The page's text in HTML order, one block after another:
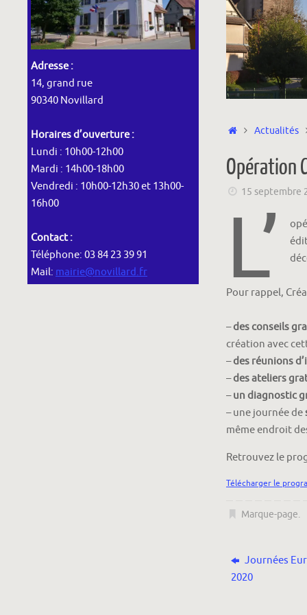
Accueil
Actualités
Opération
15 septembre
L’
Pour rappel,
–des conseils
création avec
–des réunions
–des ateliers
–un diagnostic
– une journée de
même endroit
Retrouvez le
Télécharger le
Marque-page.
Journées
2020
Adresse :
14, grand rue
90340 Novillard
Horaires d’ouverture :
Lundi : 10h00-12h00
Mardi : 14h00-18h00
Vendredi : 10h00-12h30 et 13h00-
16h00
Contact :
Téléphone: 03 84 23 39 91
Mail: mairie@novillard.fr